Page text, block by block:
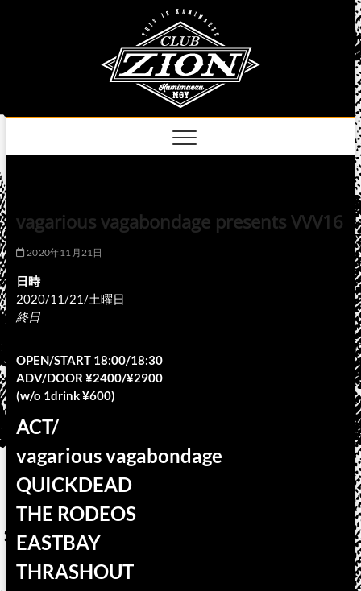
vagarious vagabondage presents VVV16
2020年11月21日
日時
2020/11/21/土曜日
終日
OPEN/START 18:00/18:30
ADV/DOOR ¥2400/¥2900
(w/o 1drink ¥600)
ACT/
vagarious vagabondage
QUICKDEAD
THE RODEOS
EASTBAY
THRASHOUT